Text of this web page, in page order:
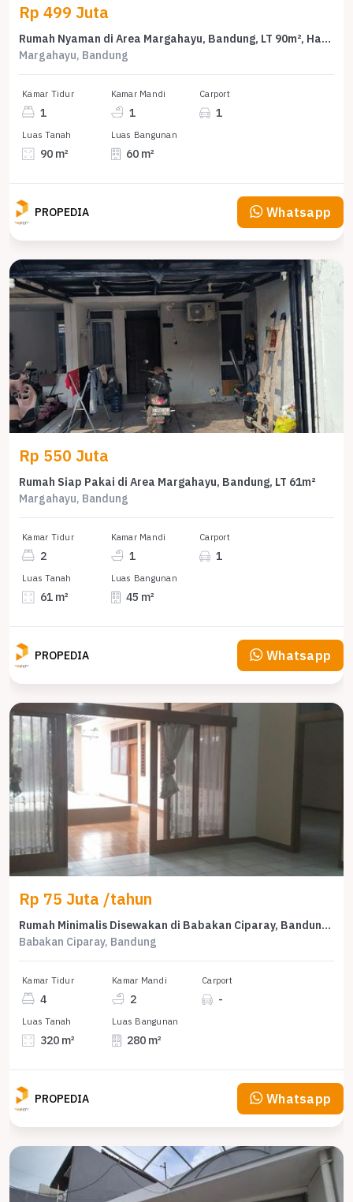
Rp 499 Juta
Rumah Nyaman di Area Margahayu, Bandung, LT 90m², Harga 499 Juta
Margahayu, Bandung
Kamar Tidur
1
Kamar Mandi
1
Carport
1
Luas Tanah
90 m²
Luas Bangunan
60 m²
PROPEDIA Whatsapp
Rp 550 Juta
Rumah Siap Pakai di Area Margahayu, Bandung, LT 61m²
Margahayu, Bandung
Kamar Tidur
2
Kamar Mandi
1
Carport
1
Luas Tanah
61 m²
Luas Bangunan
45 m²
PROPEDIA Whatsapp
Rp 75 Juta /tahun
Rumah Minimalis Disewakan di Babakan Ciparay, Bandung, Harga Ekonomis
Babakan Ciparay, Bandung
Kamar Tidur
4
Kamar Mandi
2
Carport
-
Luas Tanah
320 m²
Luas Bangunan
280 m²
PROPEDIA Whatsapp